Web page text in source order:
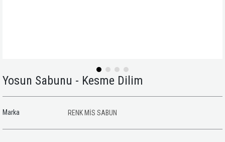
Yosun Sabunu - Kesme Dilim
Marka RENK MİS SABUN